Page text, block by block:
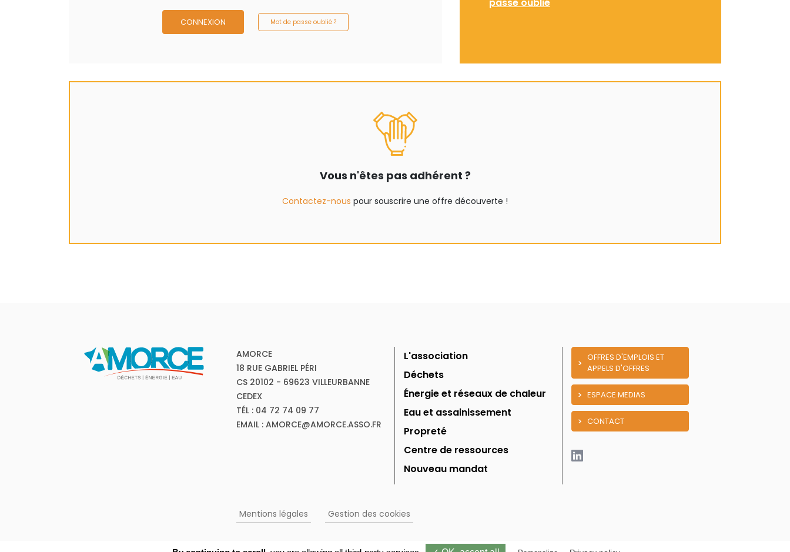
CONNEXION Mot de passe oublié ?
Vous n'êtes pas adhérent ?
Contactez-nous pour souscrire une offre découverte !
AMORCE
18 RUE GABRIEL PÉRI
CS 20102 - 69623 VILLEURBANNE
CEDEX
TÉL : 04 72 74 09 77
EMAIL : AMORCE@AMORCE.ASSO.FR
L'association
Déchets
Énergie et réseaux de chaleur
Eau et assainissement
Propreté
Centre de ressources
Nouveau mandat
OFFRES D'EMPLOIS ET
APPELS D'OFFRES
ESPACE MEDIAS
CONTACT
Mentions légales Gestion des cookies